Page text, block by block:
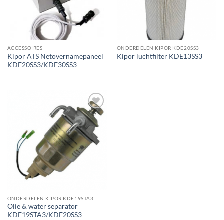
ACCESSOIRES
Kipor ATS Netovernamepaneel
KDE20SS3/KDE30SS3
ONDERDELEN KIPOR KDE20SS3
Kipor luchtfilter KDE13SS3
Toevoegen
aan
wenslijst
ONDERDELEN KIPOR KDE19STA3
Olie & water separator
KDE19STA3/KDE20SS3